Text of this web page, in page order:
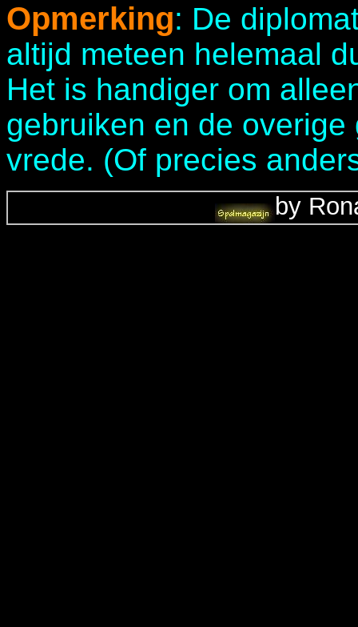
Opmerking: De
altijd meteen helemaal
Het is handiger om
gebruiken en de
vrede. (Of precies
by